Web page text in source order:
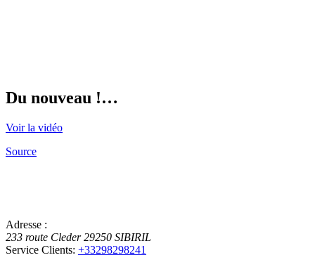
Du nouveau !…
Voir la vidéo
Source
Adresse :
233 route Cleder 29250 SIBIRIL
Service Clients: +33298298241